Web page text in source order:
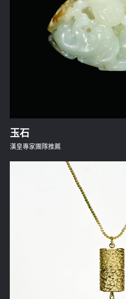
玉石
漢皇專家團隊推薦